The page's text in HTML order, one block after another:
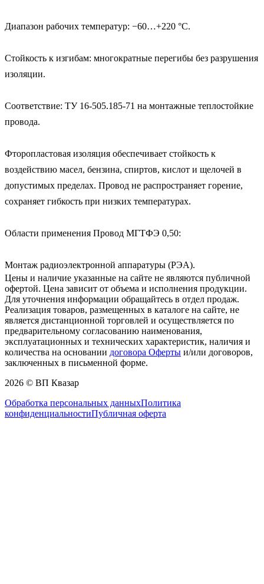
Диапазон рабочих температур: −60…+220 °C.
Стойкость к изгибам: многократные перегибы без разрушения
изоляции.
Соответствие: ТУ 16-505.185-71 на монтажные теплостойкие
провода.
Фторопластовая изоляция обеспечивает стойкость к
воздействию масел, бензина, спиртов, кислот и щелочей в
допустимых пределах. Провод не распространяет горение,
сохраняет гибкость при низких температурах.
Области применения Провод МГТФЭ 0,50:
Монтаж радиоэлектронной аппаратуры (РЭА).
Цены и наличие указанные на сайте не являются публичной
офертой. Цена зависит от объема и исполнения продукции.
Для уточнения информации обращайтесь в отдел продаж.
Реализация товаров, размещенных в каталоге на сайте, не
является дистанционной торговлей и осуществляется по
предварительному согласованию наименования,
эксплуатационных и технических характеристик, наличия и
количества на основании договора Оферты и/или договоров,
заключенных в письменной форме.
2026 © ВП Квазар
Обработка персональных данныхПолитика
конфиденциальностиПубличная оферта